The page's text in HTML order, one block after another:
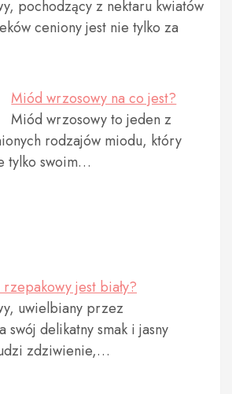
pochodzący z nektaru kwiatów
ceniony jest nie tylko za
Miód wrzosowy na co jest?
Miód wrzosowy to jeden z
rodzajów miodu, który
tylko swoim…
jest biały?
uwielbiany przez
swój delikatny smak i jasny
zdziwienie,…